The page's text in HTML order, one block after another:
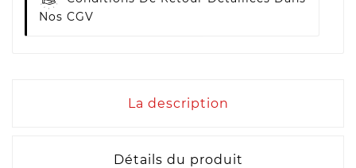
Nos CGV
La description
Détails du produit